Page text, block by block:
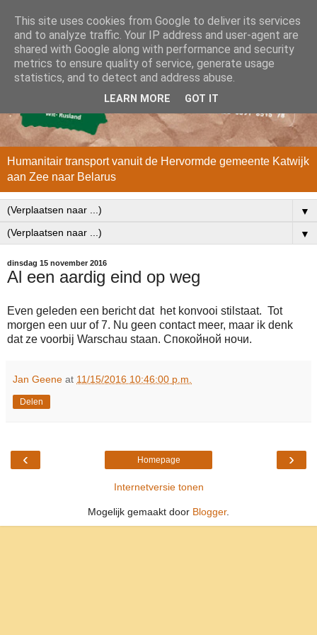
Humanitair transport vanuit de Hervormde gemeente Katwijk
aan Zee naar Belarus
▼
▼
dinsdag 15 november 2016
Al een aardig eind op weg
Even geleden een bericht dat het konvooi stilstaat. Tot
morgen een uur of 7. Nu geen contact meer, maar ik denk
dat ze voorbij Warschau staan. Спокойной ночи.
Jan Geene at 11/15/2016 10:46:00 p.m.
Delen
‹ ›
Homepage
Internetversie tonen
Mogelijk gemaakt door Blogger.
This site uses cookies from Google to deliver its services
and to analyze traffic. Your IP address and user-agent are
shared with Google along with performance and security
metrics to ensure quality of service, generate usage
statistics, and to detect and address abuse.
LEARN MORE GOT IT